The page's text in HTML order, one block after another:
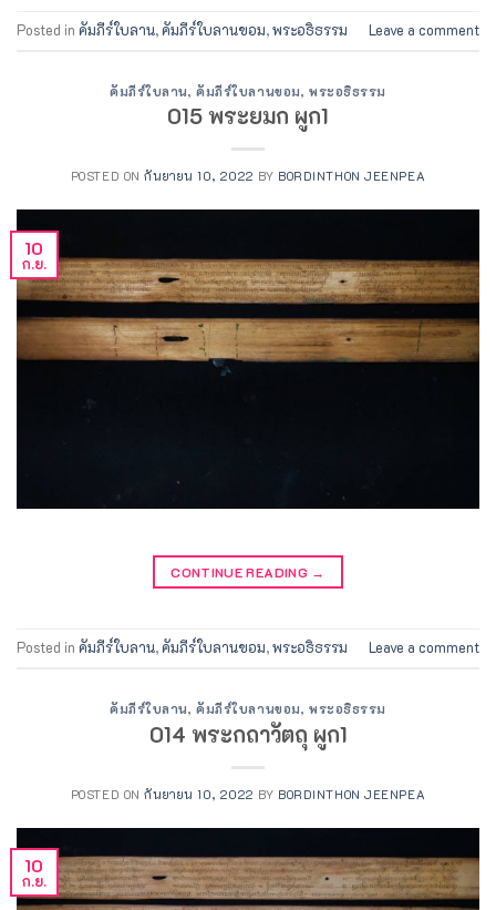
Posted in คัมภีร์ใบลาน,คัมภีร์ใบลานขอม,พระอธิธรรม Leave a comment
คัมภีร์ใบลาน,คัมภีร์ใบลานขอม, พระอธิธรรม
015 พระยมก ผูก1
POSTED ONกันยายน 10, 2022 BY BORDINTHON JEENPEA
10
ก.ย.
CONTINUE READING →
Posted in คัมภีร์ใบลาน,คัมภีร์ใบลานขอม,พระอธิธรรม Leave a comment
คัมภีร์ใบลาน,คัมภีร์ใบลานขอม, พระอธิธรรม
014 พระกถาวัตถุ ผูก1
POSTED ONกันยายน 10, 2022 BY BORDINTHON JEENPEA
10
ก.ย.